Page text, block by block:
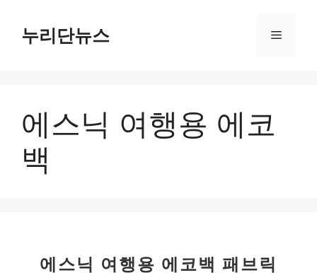
누리단뉴스 메
에스닉 여행용 에코
백
에스닉 여행용 에코백 패브릭